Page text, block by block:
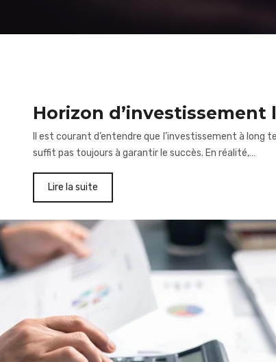
Horizon
Il est courant d’entendre que l’investissement à
suffit pas toujours à garantir le succès. En réalité,…
Lire la suite